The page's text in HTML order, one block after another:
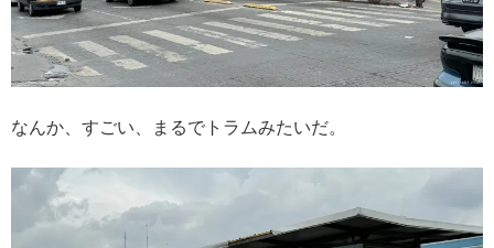
なんか、すごい、まるでトラムみたいだ。